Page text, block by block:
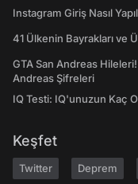
Instagram Giriş Nasıl
41 Ülkenin Bayrakları ve
GTA San Andreas
Andreas Şifreleri
IQ Testi: IQ'unuzun Kaç
Keşfet
Twitter Deprem